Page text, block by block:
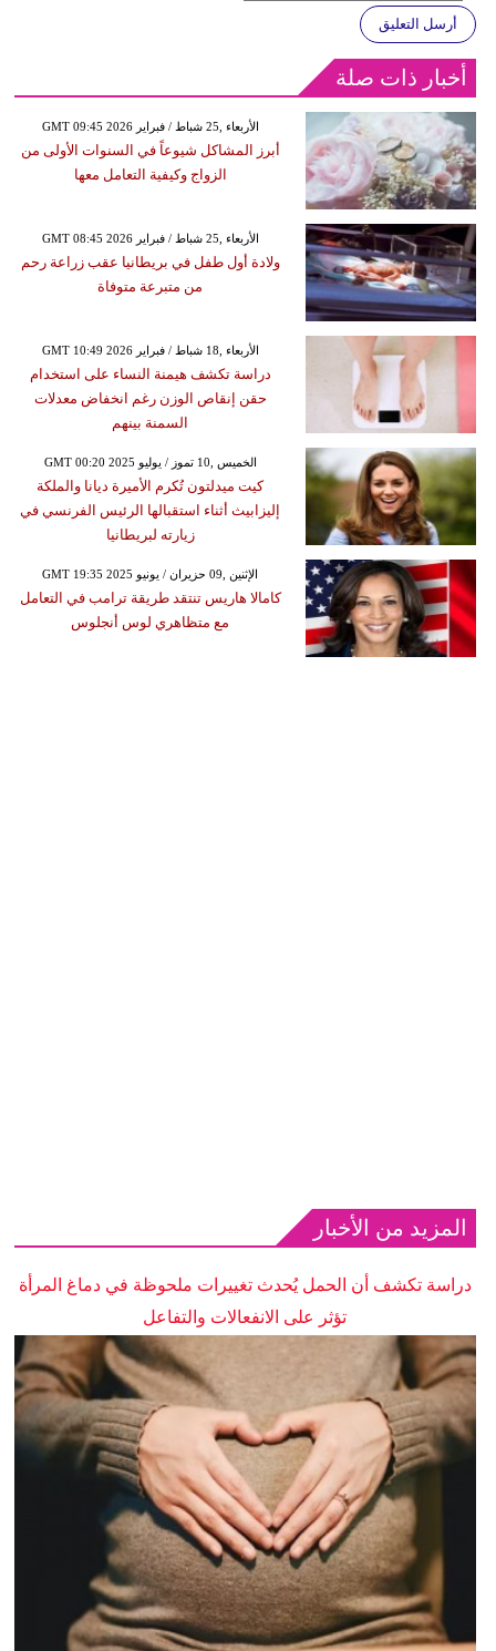
أرسل التعليق
أخبار ذات صلة
GMT 09:45 2026 الأربعاء ,25 شباط / فبراير
أبرز المشاكل شيوعاً في السنوات الأولى من
الزواج وكيفية التعامل معها
GMT 08:45 2026 الأربعاء ,25 شباط / فبراير
ولادة أول طفل في بريطانيا عقب زراعة رحم
من متبرعة متوفاة
GMT 10:49 2026 الأربعاء ,18 شباط / فبراير
دراسة تكشف هيمنة النساء على استخدام
حقن إنقاص الوزن رغم انخفاض معدلات
السمنة بينهم
GMT 00:20 2025 الخميس ,10 تموز / يوليو
كيت ميدلتون تُكرم الأميرة ديانا والملكة
إليزابيث أثناء استقبالها الرئيس الفرنسي في
زيارته لبريطانيا
GMT 19:35 2025 الإثنين ,09 حزيران / يونيو
كامالا هاريس تنتقد طريقة ترامب في التعامل
مع متظاهري لوس أنجلوس
المزيد من الأخبار
دراسة تكشف أن الحمل يُحدث تغييرات ملحوظة في دماغ المرأة
تؤثر على الانفعالات والتفاعل